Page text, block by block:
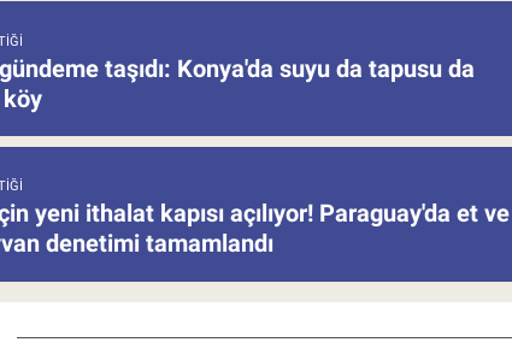
taşıdı: Konya'da suyu da tapusu da
yeni ithalat kapısı açılıyor! Paraguay'da et ve
denetimi tamamlandı